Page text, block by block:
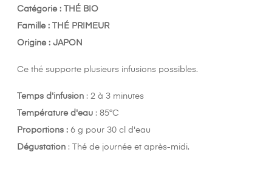
Catégorie : THÉ BIO
Famille : THÉ PRIMEUR
Origine : JAPON
Ce thé supporte plusieurs infusions possibles.
Temps d'infusion : 2 à 3 minutes
Température d'eau : 85°C
Proportions : 6 g pour 30 cl d'eau
Dégustation : Thé de journée et après-midi.